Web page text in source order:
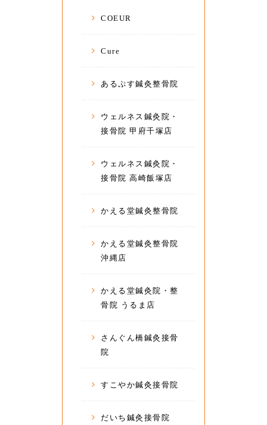
COEUR
Cure
あるぷす鍼灸整骨院
ウェルネス鍼灸院・
接骨院 甲府千塚店
ウェルネス鍼灸院・
接骨院 高崎飯塚店
かえる堂鍼灸整骨院
かえる堂鍼灸整骨院
沖縄店
かえる堂鍼灸院・整
骨院 うるま店
さんぐん橋鍼灸接骨
院
すこやか鍼灸接骨院
だいち鍼灸接骨院